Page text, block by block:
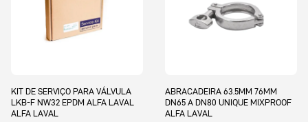
KIT DE SERVIÇO PARA VÁLVULA
LKB-F NW32 EPDM ALFA LAVAL
ALFA LAVAL
ABRACADEIRA 63.5MM 76MM
DN65 A DN80 UNIQUE MIXPROOF
ALFA LAVAL